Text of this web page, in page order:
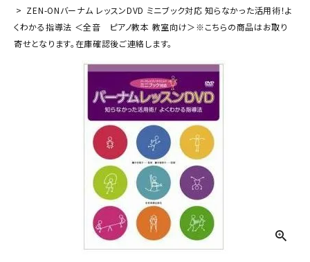
ZEN-ONバーナム レッスンDVD ミニブック対応 知らなかった活用術！よ
くわかる指導法 ＜全音 ピアノ教本 教室向け＞※こちらの商品はお取り
寄せとなります。在庫確認後ご連絡します。